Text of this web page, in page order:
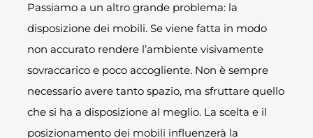
Passiamo a un altro grande problema: la
disposizione dei mobili. Se viene fatta in modo
non accurato rendere l’ambiente visivamente
sovraccarico e poco accogliente. Non è sempre
necessario avere tanto spazio, ma sfruttare quello
che si ha a disposizione al meglio. La scelta e il
posizionamento dei mobili influenzerà la